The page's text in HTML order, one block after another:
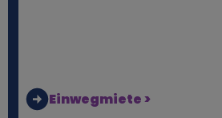
Einwegmiete >